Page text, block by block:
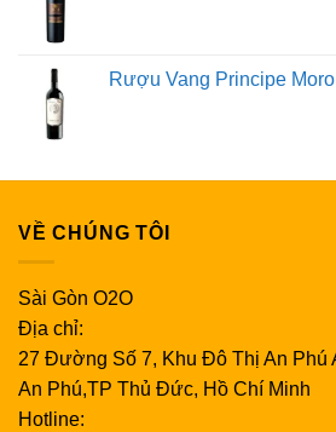
Rượu vang đỏ phong phú với các
Rượu vang trắng
Rượu vang hồng
hồng theo thiết kế.
Rượu vang sủi
Rượu Vang Principe
VỀ CHÚNG TÔI
Sài Gòn O2O
Địa chỉ:
27 Đường Số 7, Khu Đô Thị An Phú
An Phú,TP Thủ Đức, Hồ Chí Minh
Hotline: